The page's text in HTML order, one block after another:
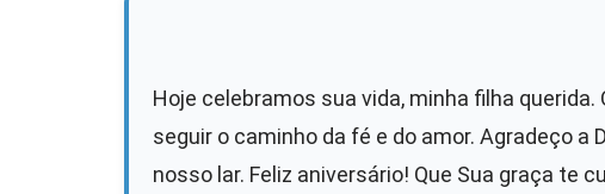
Hoje celebramos sua vida, minha filha
seguir o caminho da fé e do amor. Agradeço a
nosso lar. Feliz aniversário! Que Sua graça te